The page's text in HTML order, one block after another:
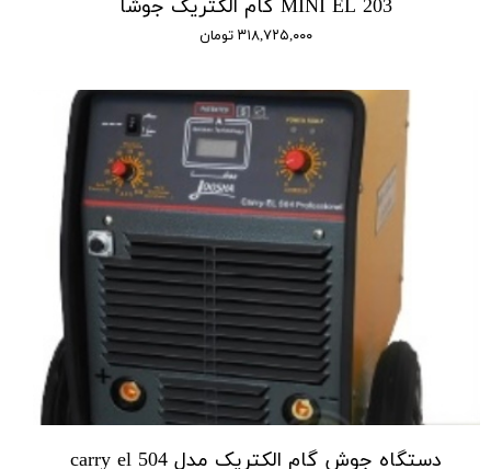
MINI EL 203 گام الکتریک جوشا
۳۱۸,۷۲۵,۰۰۰ تومان
دستگاه جوش گام الکتریک مدل carry el 504